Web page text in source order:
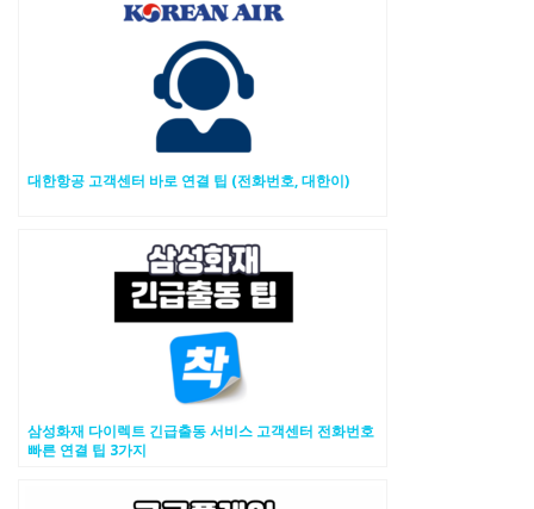
대한항공 고객센터 바로 연결 팁 (전화번호, 대한이)
삼성화재 다이렉트 긴급출동 서비스 고객센터 전화번호
빠른 연결 팁 3가지